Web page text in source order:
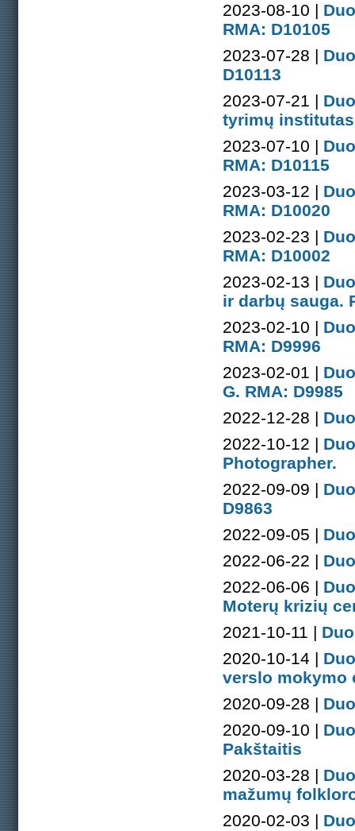
2023-08-10 |
RMA: D10105
2023-07-28 |
D10113
2023-07-21 |
tyrimų
2023-07-10 |
RMA: D10115
2023-03-12 |
RMA: D10020
2023-02-23 |
RMA: D10002
2023-02-13 |
ir darbų sauga.
2023-02-10 |
RMA: D9996
2023-02-01 |
G. RMA: D9985
2022-12-28 |
2022-10-12 |
Photographer.
2022-09-09 |
D9863
2022-09-05 |
2022-06-22 |
2022-06-06 |
Moterų krizių
2021-10-11 |
2020-10-14 |
verslo mokymo
2020-09-28 |
2020-09-10 |
Pakštaitis
2020-03-28 |
mažumų
2020-02-03 |